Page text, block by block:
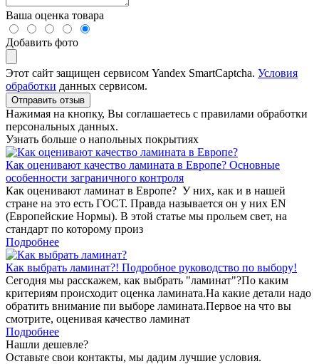
Ваша оценка товара
Добавить фото
Этот сайт защищен сервисом Yandex SmartCaptcha. Условия
обработки данных сервисом.
Отправить отзыв
Нажимая на кнопку, Вы соглашаетесь с правилами обработки
персональных данных.
Узнать больше о напольных покрытиях
Как оценивают качество ламината в Европе? Основные
особенности заграничного контроля
Как оценивают ламинат в Европе? У них, как и в нашей
стране на это есть ГОСТ. Правда называется он у них EN
(Европейские Нормы). В этой статье мы прольем свет, на
стандарт по которому произ
Подробнее
Как выбрать ламинат?! Подробное руководство по выбору!
Сегодня мы расскажем, как выбрать "ламинат"?По каким
критериям происходит оценка ламината.На какие детали надо
обратить внимание пи выборе ламината.Первое на что вы
смотрите, оценивая качество ламинат
Подробнее
Нашли дешевле?
Оставьте свои контакты, мы дадим лучшие условия.